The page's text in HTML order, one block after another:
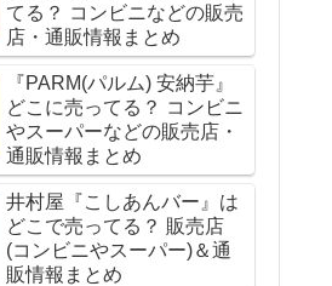
てる？ コンビニなどの販売
店・通販情報まとめ
『PARM(パルム) 安納芋』
どこに売ってる？ コンビニ
やスーパーなどの販売店・
通販情報まとめ
井村屋『こしあんバー』は
どこで売ってる？ 販売店
(コンビニやスーパー)＆通
販情報まとめ